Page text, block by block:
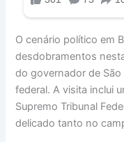
O cenário político em
desdobramentos
do governador de São
federal. A visita inclui
Supremo Tribunal
delicado tanto no